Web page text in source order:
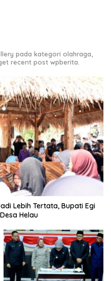
pada kategori olahraga,
recent post wpberita.
Lebih Tertata, Bupati Egi
Helau